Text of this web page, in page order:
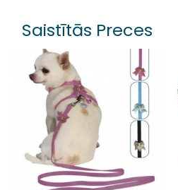
Saistītās Preces